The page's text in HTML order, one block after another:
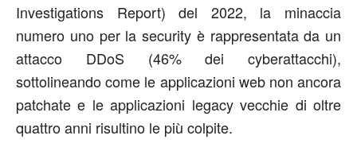
Investigations Report) del 2022, la minaccia
numero uno per la security è rappresentata da un
attacco DDoS (46% dei cyberattacchi),
sottolineando come le applicazioni web non ancora
patchate e le applicazioni legacy vecchie di oltre
quattro anni risultino le più colpite.